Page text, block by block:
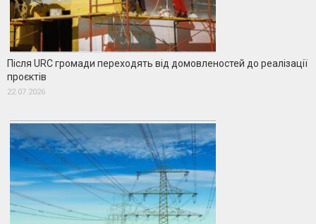
Після URC громади переходять від домовленостей до реалізації
проєктів
22.07.2026